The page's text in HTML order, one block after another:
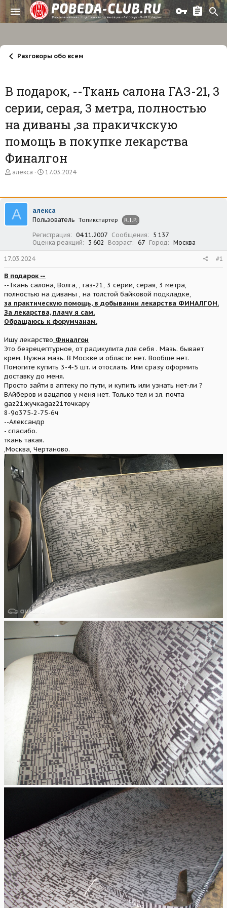
Разговоры обо всем
В подарок, --Ткань салона ГАЗ-21, 3
серии, серая, 3 метра, полностью
на диваны ,за пракичкскую
помощь в покупке лекарства
Финалгон
А
о
р
т
е
алекса
Д
а
а
ч
л
а
17.03.2024
А алекса
Пользователь Топикстартер R.I.P.
Регистрация 04.11.2007 Сообщения
5 137
Оценка реакций
3 602 Возраст 67 Город Москва
17.03.2024 #1
В подарок --
--Ткань салона, Волга, , газ-21, 3 серии, серая, 3 метра,
полностью на диваны , на толстой байковой подкладке,
за практическую помощь, в добывании лекарства ФИНАЛГОН.
За лекарства, плачу я сам.
Обращаюсь к форумчанам.
Ищу лекарство Финалгон
Это безрецептурное, от радикулита для себя . Мазь. бывает
крем. Нужна мазь. В Москве и области нет. Вообще нет.
Помогите купить 3-4-5 шт. и отослать. Или сразу оформить
доставку до меня.
Просто зайти в аптеку по пути, и купить или узнать нет-ли ?
ВАйберов и вацапов у меня нет. Только тел и эл. почта
gaz21жучкаgaz21точкару
8-9o375-2-75-6ч
--Александр
- спасибо.
ткань такая.
,Москва, Чертаново.